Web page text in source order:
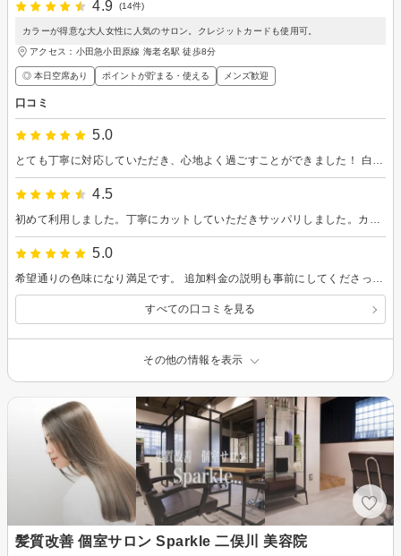
4.9 (14件)
カラーが得意な大人女性に人気のサロン。クレジットカードも使用可。
アクセス：小田急小田原線 海老名駅 徒歩8分
◎ 本日空席あり ポイントが貯まる・使える メンズ歓迎
口コミ
5.0
とても丁寧に対応していただき、心地よく過ごすことができました！ 白髪が気になるけれど、明るいカラーがしたいとリクエストするといい感じに仕上げてくださりとても気に入りました。
4.5
初めて利用しました。丁寧にカットしていただきサッパリしました。カラーも綺麗になって満足です。お店も落ち着いた雰囲気でよかったです。
5.0
希望通りの色味になり満足です。 追加料金の説明も事前にしてくださったので安心して施術を受けることが出来ました。
すべての口コミを見る
その他の情報を表示
髪質改善 個室サロン Sparkle 二俣川 美容院